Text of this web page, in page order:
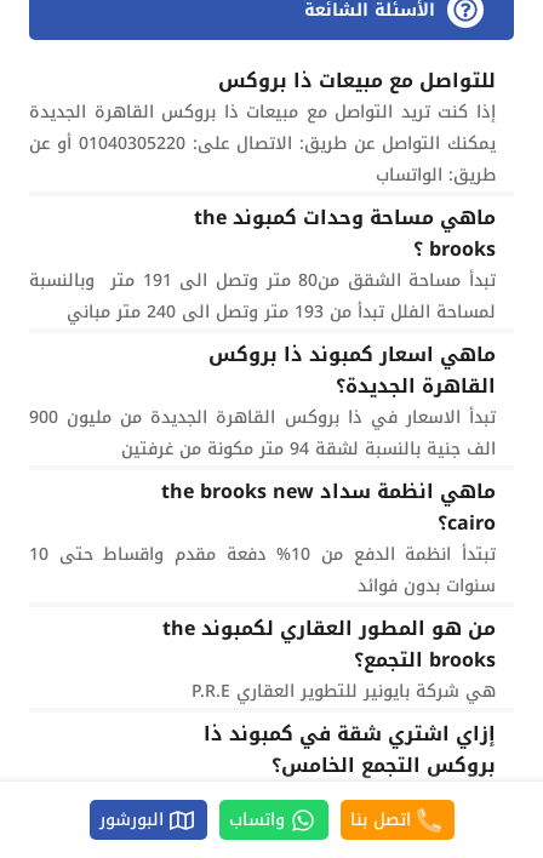
الأسئلة الشائعة
للتواصل مع مبيعات ذا بروكس
إذا كنت تريد التواصل مع مبيعات ذا بروكس القاهرة الجديدة
يمكنك التواصل عن طريق: الاتصال على: 01040305220 أو عن
طريق: الواتساب
ماهي مساحة وحدات كمبوند the
brooks ؟
تبدأ مساحة الشقق من80 متر وتصل الى 191 متر وبالنسبة
لمساحة الفلل تبدأ من 193 متر وتصل الى 240 متر مباني
ماهي اسعار كمبوند ذا بروكس
القاهرة الجديدة؟
تبدأ الاسعار في ذا بروكس القاهرة الجديدة من مليون 900
الف جنية بالنسبة لشقة 94 متر مكونة من غرفتين
ماهي انظمة سداد the brooks new
cairo؟
تبتدأ انظمة الدفع من 10% دفعة مقدم واقساط حتى 10
سنوات بدون فوائد
من هو المطور العقاري لكمبوند the
brooks التجمع؟
هي شركة بايونير للتطوير العقاري P.R.E
إزاي اشتري شقة في كمبوند ذا
بروكس التجمع الخامس؟
دلوقتي تقدر تشتري شقة في كمبوند ذا بروكس التجمع
الخامس من خلال التواصل مع احد مسؤلي مبيعات شركة
اتصل بنا واتساب البورشور